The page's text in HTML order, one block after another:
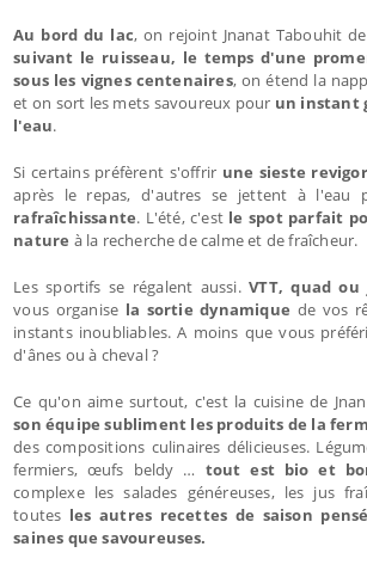
Au bord du lac, on rejoint Jnanat Tabouhit
suivant le ruisseau, le temps d'une
sous les vignes centenaires, on étend la
et on sort les mets savoureux pour un instant
l'eau.
Si certains préfèrent s'offrir une sieste
après le repas, d'autres se jettent à l'eau
rafraîchissante. L'été, c'est le spot parfait
nature à la recherche de calme et de fraîcheur.
Les sportifs se régalent aussi.VTT, quad ou
vous organise la sortie dynamique de vos
instants inoubliables. A moins que vous
d'ânes ou à cheval ?
Ce qu'on aime surtout, c'est la cuisine de
son équipe subliment les produits de la
des compositions culinaires délicieuses.
fermiers, œufs beldy … tout est bio et
complexe les salades généreuses, les jus
toutes les autres recettes de saison
saines que savoureuses.